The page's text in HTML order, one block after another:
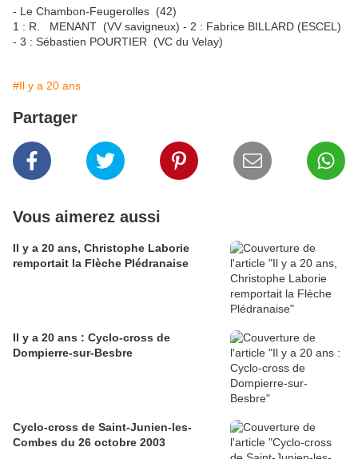
- Le Chambon-Feugerolles (42)
1 : R. MENANT (VV savigneux) - 2 : Fabrice BILLARD (ESCEL)
- 3 : Sébastien POURTIER (VC du Velay)
#Il y a 20 ans
Partager
Vous aimerez aussi
Il y a 20 ans, Christophe Laborie
remportait la Flèche Plédranaise
Il y a 20 ans : Cyclo-cross de
Dompierre-sur-Besbre
Cyclo-cross de Saint-Junien-les-
Combes du 26 octobre 2003